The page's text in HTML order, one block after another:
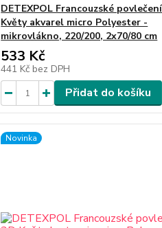
DETEXPOL Francouzské
Květy akvarel micro Polyester -
mikrovlákno, 220/200, 2x70/80 cm
533 Kč
441 Kč bez DPH
Přidat do košíku
Novinka